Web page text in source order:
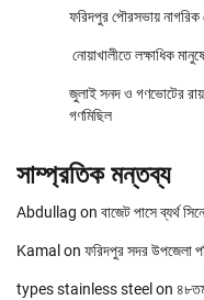
ফরিদপুর পৌরসভায়
নোয়াখালীতে লক্ষাধিক
জুলাই সনদ ও গণভোটের রায়
গণমিছিল
সাম্প্রতিক মন্তব্য
Abdullag on বাজেট পাসে ব্যর্থ
Kamal on ফরিদপুর সদর উপজেলা
types stainless steel on